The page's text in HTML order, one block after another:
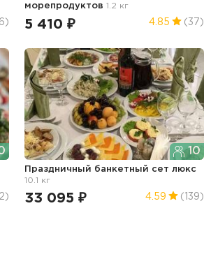
морепродуктов
1.2 кг
5 410 ₽ 4.85 (37)
10
Праздничный банкетный сет люкс
10.1 кг
33 095 ₽ 4.59 (139)